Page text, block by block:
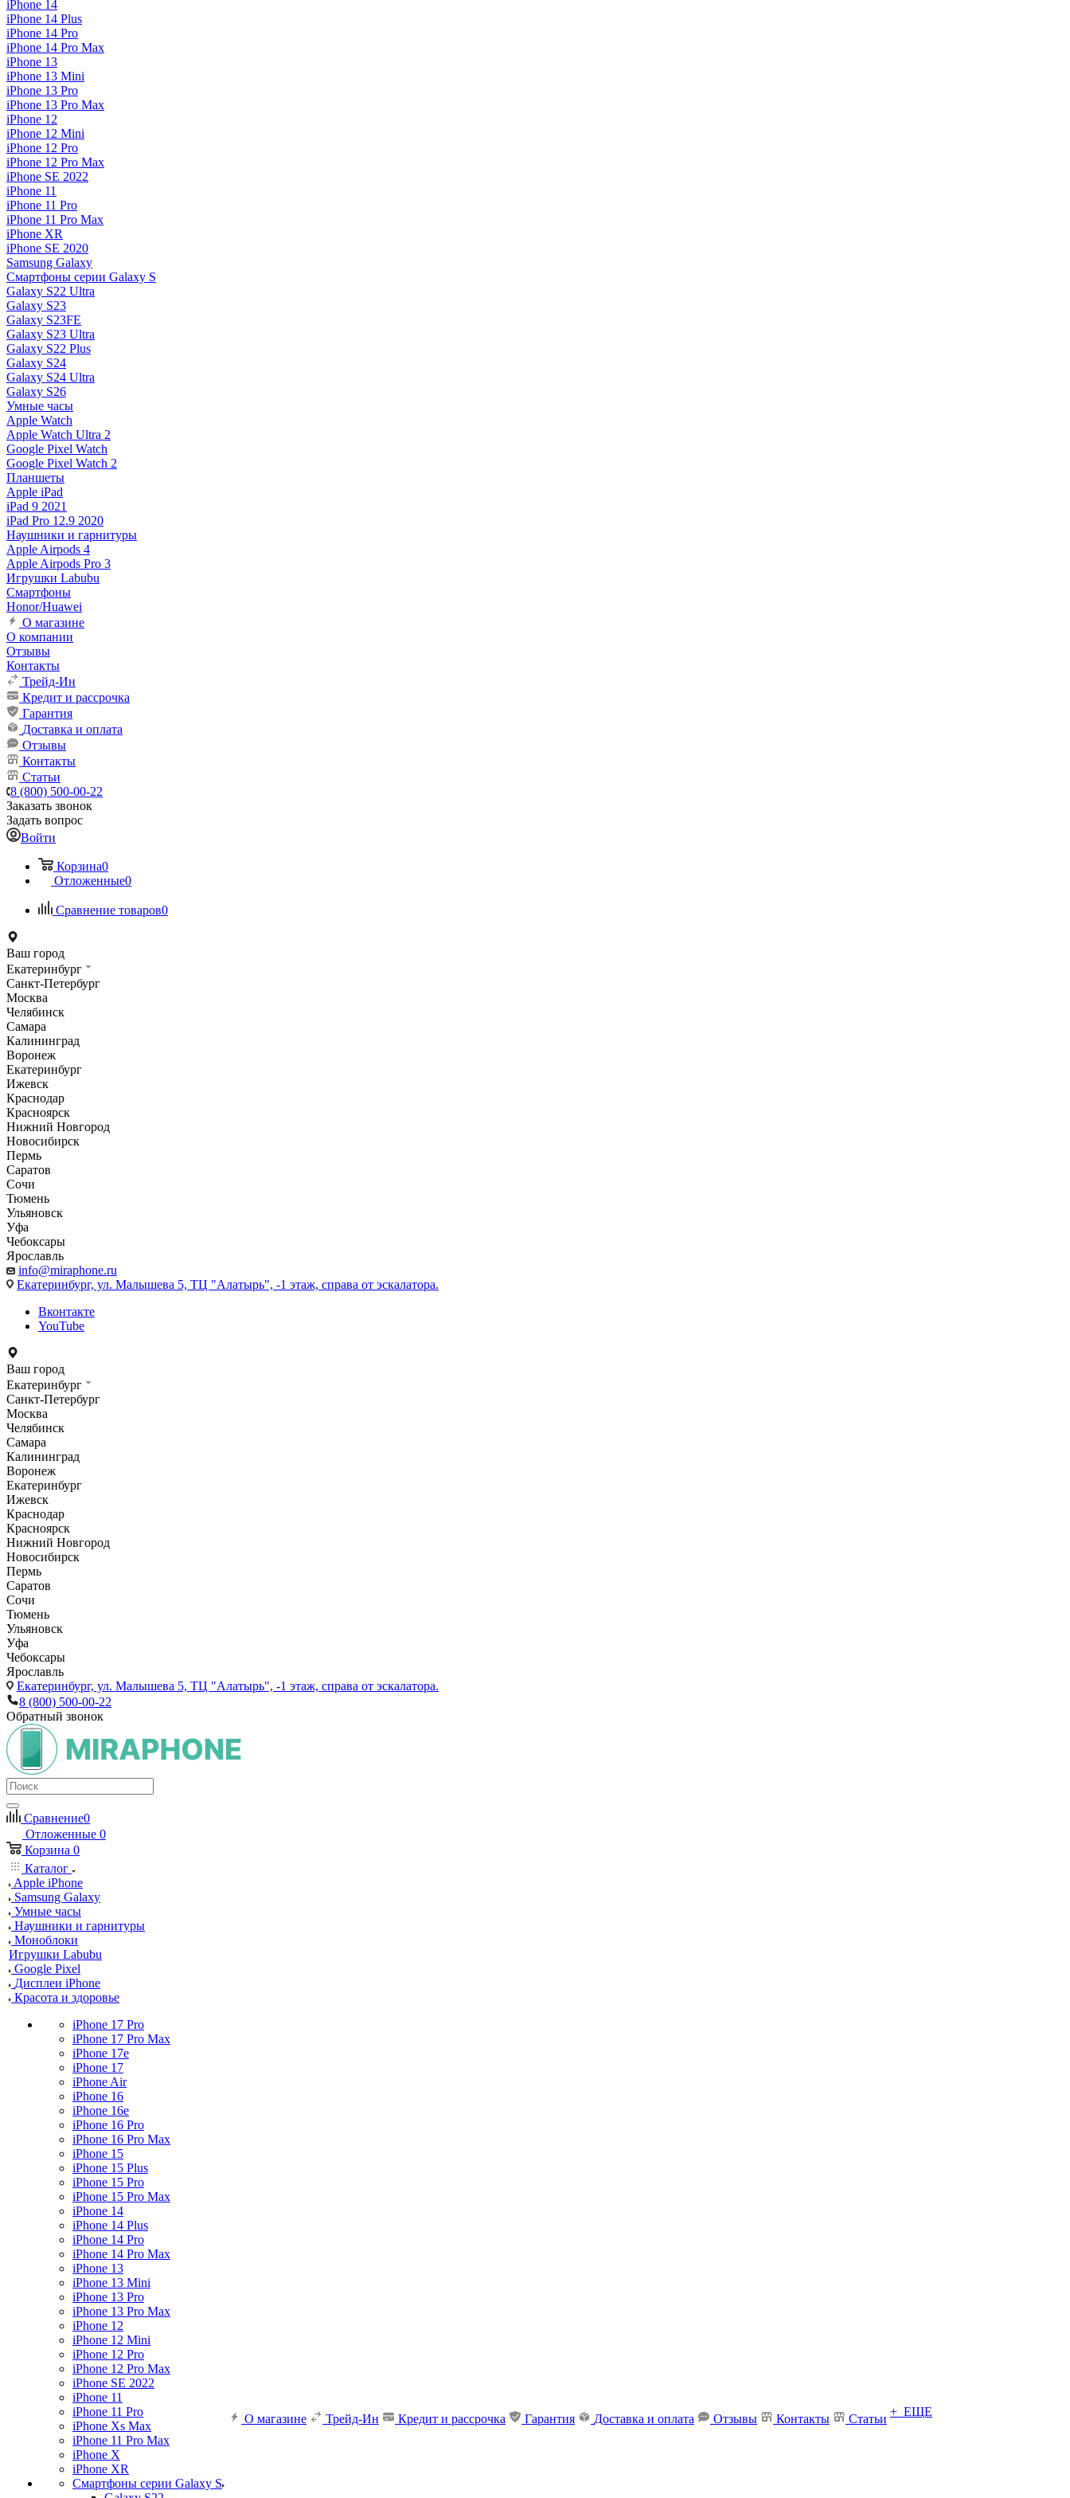
iPhone 14
iPhone 14 Plus
iPhone 14 Pro
iPhone 14 Pro Max
iPhone 13
iPhone 13 Mini
iPhone 13 Pro
iPhone 13 Pro Max
iPhone 12
iPhone 12 Mini
iPhone 12 Pro
iPhone 12 Pro Max
iPhone SE 2022
iPhone 11
iPhone 11 Pro
iPhone 11 Pro Max
iPhone XR
iPhone SE 2020
Samsung Galaxy
Смартфоны серии Galaxy S
Galaxy S22 Ultra
Galaxy S23
Galaxy S23FE
Galaxy S23 Ultra
Galaxy S22 Plus
Galaxy S24
Galaxy S24 Ultra
Galaxy S26
Умные часы
Apple Watch
Apple Watch Ultra 2
Google Pixel Watch
Google Pixel Watch 2
Планшеты
Apple iPad
iPad 9 2021
iPad Pro 12.9 2020
Наушники и гарнитуры
Apple Airpods 4
Apple Airpods Pro 3
Игрушки Labubu
Смартфоны
Honor/Huawei
О магазине
О компании
Отзывы
Контакты
Трейд-Ин
Кредит и рассрочка
Гарантия
Доставка и оплата
Отзывы
Контакты
Статьи
8 (800) 500-00-22
Заказать звонок
Задать вопрос
Войти
Корзина0
Отложенные0
Сравнение товаров0
Ваш город
Екатеринбург
Санкт-Петербург
Москва
Челябинск
Самара
Калининград
Воронеж
Екатеринбург
Ижевск
Краснодар
Красноярск
Нижний Новгород
Новосибирск
Пермь
Саратов
Сочи
Тюмень
Ульяновск
Уфа
Чебоксары
Ярославль
info@miraphone.ru
Екатеринбург, ул. Малышева 5, ТЦ "Алатырь", -1 этаж, справа от эскалатора.
Вконтакте
YouTube
Ваш город
Екатеринбург
Санкт-Петербург
Москва
Челябинск
Самара
Калининград
Воронеж
Екатеринбург
Ижевск
Краснодар
Красноярск
Нижний Новгород
Новосибирск
Пермь
Саратов
Сочи
Тюмень
Ульяновск
Уфа
Чебоксары
Ярославль
Екатеринбург, ул. Малышева 5, ТЦ "Алатырь", -1 этаж, справа от эскалатора.
8 (800) 500-00-22
Обратный звонок
Сравнение0
Отложенные 0
Корзина 0
Каталог
Apple iPhone
Samsung Galaxy
Умные часы
Наушники и гарнитуры
Моноблоки
Игрушки Labubu
Google Pixel
Дисплеи iPhone
Красота и здоровье
iPhone 17 Pro
iPhone 17 Pro Max
iPhone 17e
iPhone 17
iPhone Air
iPhone 16
iPhone 16e
iPhone 16 Pro
iPhone 16 Pro Max
iPhone 15
iPhone 15 Plus
iPhone 15 Pro
iPhone 15 Pro Max
iPhone 14
iPhone 14 Plus
iPhone 14 Pro
iPhone 14 Pro Max
iPhone 13
iPhone 13 Mini
iPhone 13 Pro
iPhone 13 Pro Max
iPhone 12
iPhone 12 Mini
iPhone 12 Pro
iPhone 12 Pro Max
iPhone SE 2022
iPhone 11
iPhone 11 Pro
iPhone Xs Max
iPhone 11 Pro Max
iPhone X
iPhone XR
Смартфоны серии Galaxy S
О магазине Трейд-Ин Кредит и рассрочка Гарантия Доставка и оплата Отзывы Контакты Статьи
+ ЕЩЕ